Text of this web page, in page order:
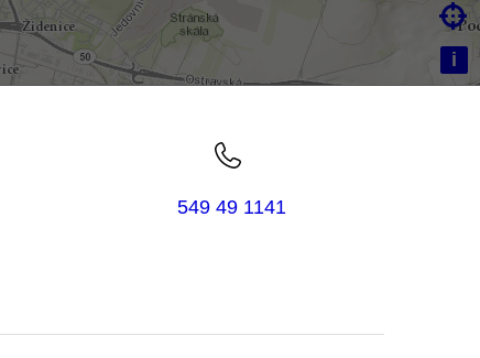
i

549 49 1141